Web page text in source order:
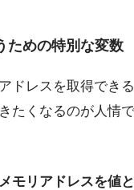
ための特別な変数
ドレスを取得でき
たくなるのが人情
メモリアドレスを値